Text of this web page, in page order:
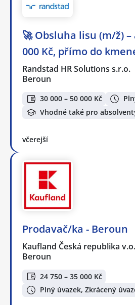
🚀 Obsluha lisu (m/ž) –
000 Kč, přímo do
Randstad HR Solutions s.r.o.
Beroun
30 000 – 50 000 Kč
Vhodné také pro
včerejší
Prodavač/ka - Beroun
Kaufland Česká republika
Beroun
24 750 – 35 000 Kč
Plný úvazek, Zkrácený